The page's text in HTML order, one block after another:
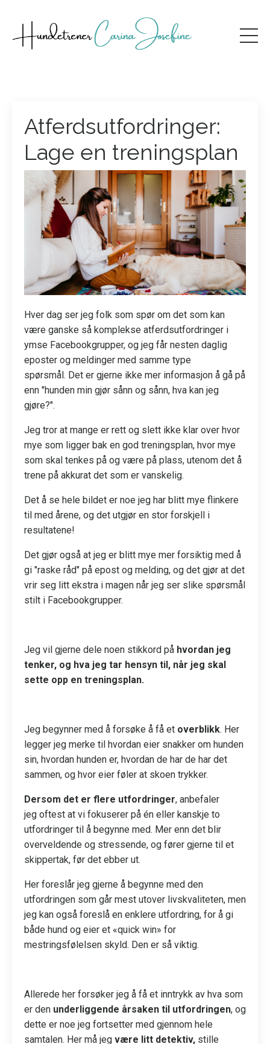
Atferdsutfordringer:
Lage en treningsplan
Hver dag ser jeg folk som spør om det som kan
være ganske så komplekse atferdsutfordringer i
ymse Facebookgrupper, og jeg får nesten daglig
eposter og meldinger med samme type
spørsmål. Det er gjerne ikke mer informasjon å gå på
enn "hunden min gjør sånn og sånn, hva kan jeg
gjøre?".
Jeg tror at mange er rett og slett ikke klar over hvor
mye som ligger bak en god treningsplan, hvor mye
som skal tenkes på og være på plass, utenom det å
trene på akkurat det som er vanskelig.
Det å se hele bildet er noe jeg har blitt mye flinkere
til med årene, og det utgjør en stor forskjell i
resultatene!
Det gjør også at jeg er blitt mye mer forsiktig med å
gi "raske råd" på epost og melding, og det gjør at det
vrir seg litt ekstra i magen når jeg ser slike spørsmål
stilt i Facebookgrupper.
Jeg vil gjerne dele noen stikkord på hvordan jeg
tenker, og hva jeg tar hensyn til, når jeg skal
sette opp en treningsplan.
Jeg begynner med å forsøke å få et overblikk. Her
legger jeg merke til hvordan eier snakker om hunden
sin, hvordan hunden er, hvordan de har de har det
sammen, og hvor eier føler at skoen trykker.
Dersom det er flere utfordringer, anbefaler
jeg oftest at vi fokuserer på én eller kanskje to
utfordringer til å begynne med. Mer enn det blir
overveldende og stressende, og fører gjerne til et
skippertak, før det ebber ut.
Her foreslår jeg gjerne å begynne med den
utfordringen som går mest utover livskvaliteten, men
jeg kan også foreslå en enklere utfordring, for å gi
både hund og eier et «quick win» for
mestringsfølelsen skyld. Den er så viktig.
Allerede her forsøker jeg å få et inntrykk av hva som
er den underliggende årsaken til utfordringen, og
dette er noe jeg fortsetter med gjennom hele
samtalen. Her må jeg være litt detektiv, stille